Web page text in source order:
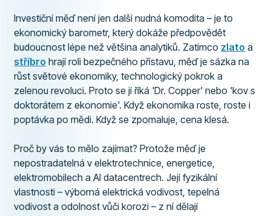
Investiční měď není jen další nudná komodita – je to
ekonomický barometr, který dokáže předpovědět
budoucnost lépe než většina analytiků. Zatímco zlato a
stříbro hrají roli bezpečného přístavu, měď je sázka na
růst světové ekonomiky, technologický pokrok a
zelenou revoluci. Proto se jí říká 'Dr. Copper' nebo 'kov s
doktorátem z ekonomie'. Když ekonomika roste, roste i
poptávka po mědi. Když se zpomaluje, cena klesá.
Proč by vás to mělo zajímat? Protože měď je
nepostradatelná v elektrotechnice, energetice,
elektromobilech a AI datacentrech. Její fyzikální
vlastnosti – výborná elektrická vodivost, tepelná
vodivost a odolnost vůči korozi – z ní dělají